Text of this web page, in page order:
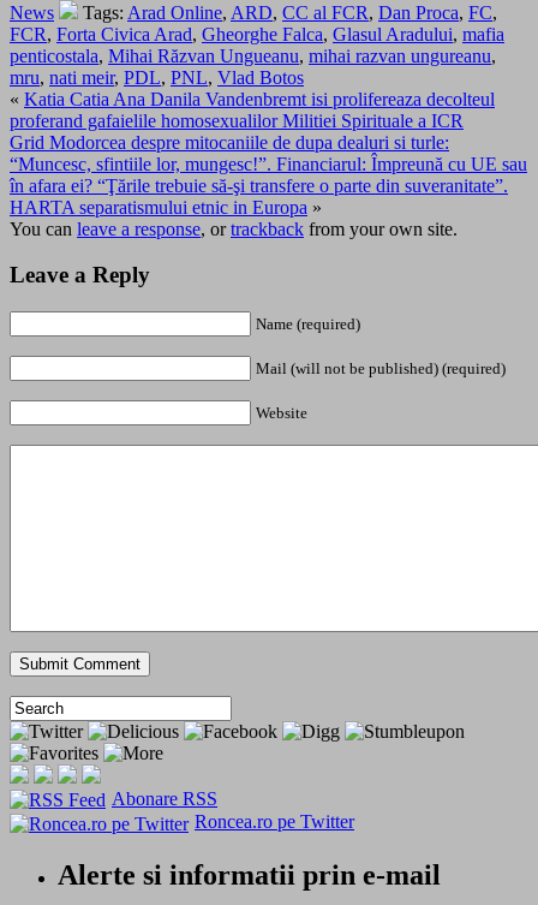
News
Tags: Arad Online, ARD, CC al FCR, Dan Proca, FC,
FCR, Forta Civica Arad, Gheorghe Falca, Glasul Aradului, mafia
penticostala, Mihai Răzvan Ungueanu, mihai razvan ungureanu,
mru, nati meir, PDL, PNL, Vlad Botos
« Katia Catia Ana Danila Vandenbremt isi prolifereaza decolteul
proferand gafaielile homosexualilor Militiei Spirituale a ICR
Grid Modorcea despre mitocaniile de dupa dealuri si turle:
“Muncesc, sfintiile lor, mungesc!”. Financiarul: Împreună cu UE sau
în afara ei? “Ţările trebuie să-şi transfere o parte din suveranitate”.
HARTA separatismului etnic in Europa »
You can leave a response, ortrackback from your own site.
Leave a Reply
Name (required)
Mail (will not be published) (required)
Website
Abonare RSS
Roncea.ro pe Twitter
Alerte si informatii prin e-mail